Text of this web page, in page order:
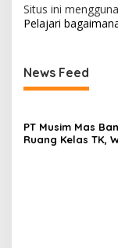
Situs ini
Pelajari
News Feed
PT Musim Mas
Ruang Kelas TK,